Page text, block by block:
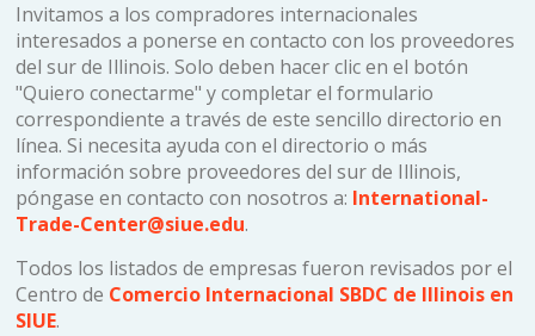
Invitamos a los compradores internacionales
interesados a ponerse en contacto con los proveedores
del sur de Illinois. Solo deben hacer clic en el botón
"Quiero conectarme" y completar el formulario
correspondiente a través de este sencillo directorio en
línea. Si necesita ayuda con el directorio o más
información sobre proveedores del sur de Illinois,
póngase en contacto con nosotros a: International-
Trade-Center@siue.edu.
Todos los listados de empresas fueron revisados por el
Centro de Comercio Internacional SBDC de Illinois en
SIUE.